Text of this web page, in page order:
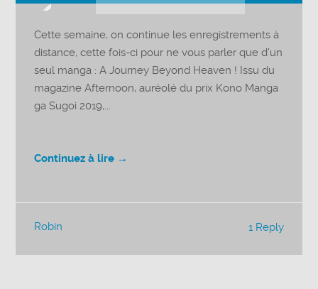
audio
Cette semaine, on continue les enregistrements à
distance, cette fois-ci pour ne vous parler que d’un
seul manga : A Journey Beyond Heaven ! Issu du
magazine Afternoon, auréolé du prix Kono Manga
ga Sugoi 2019,...
Continuez à lire →
1 Reply
Robin